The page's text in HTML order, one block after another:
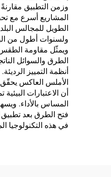
وزمن التطبيق
المشاريع أسرع مع
الطويل للمجالس
ولسنوات أطول من
ويمثّل مقاومة الطقس
الطرق والسوائل
أنظمة التمييز
الأملس العاكس
أن الاعتبارات
المساس بالأداء.
فتح الطرق بعد
في هذه التكنولوجيا